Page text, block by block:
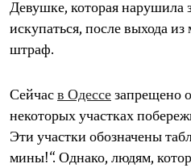
Девушке, которая нарушила
искупаться, после выхода
штраф.
Сейчасв Одессезапрещено
некоторых участках
Эти участки обозначены
мины!“. Однако, людям,